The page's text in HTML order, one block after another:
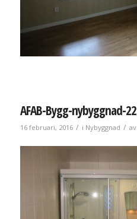
AFAB-Bygg-nybyggnad-22
16 februari, 2016 / i Nybyggnad / av